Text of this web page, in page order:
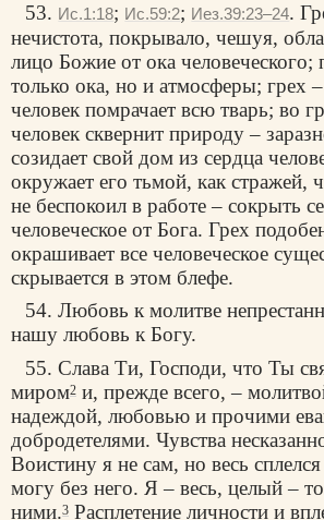
53. Ис.1:18; Ис.59:2; Иез.39:23–24.
нечистота, покрывало, чешуя,
лицо Божие от ока человеческого;
только ока, но и атмосферы; грех
человек помрачает всю тварь; во
человек сквернит природу –
созидает свой дом из сердца
окружает его тьмой, как стражей,
не беспокоил в работе – сокрыть
человеческое от Бога. Грех
окрашивает все человеческое
скрывается в этом блефе.
54. Любовь к молитве
нашу любовь к Богу.
55. Слава Ти, Господи, что Ты
миром2 и, прежде всего, –
надеждой, любовью и прочими
добродетелями. Чувства
Воистину я не сам, но весь
могу без него. Я – весь, целый –
ними.3 Расплетение личности и